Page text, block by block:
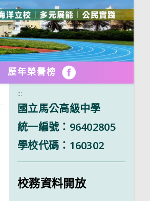
歷年榮譽榜 FB
:::
國立馬公高級中學
統一編號：96402805
學校代碼：160302
校務資料開放